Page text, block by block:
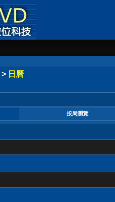
> 日曆
按周瀏覽